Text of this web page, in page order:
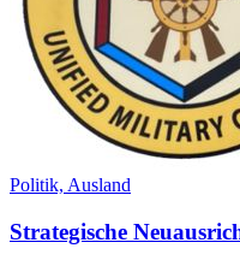
Politik, Ausland
Strategische